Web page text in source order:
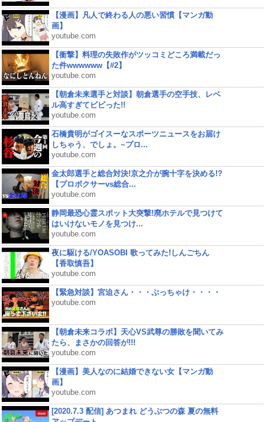
【漫画】凡人で終わる人の悪い習慣【マンガ動
画】
youtube.com
【衝撃】料理の失敗作がツッコミどころ満載だっ
た件wwwwww【#2】
youtube.com
【朝倉未来選手と対談】朝倉選手の空手技、レベ
ル高すぎてビビった!!
youtube.com
石橋貴明がゴイスーなスポーツニュースをお届け
しちゃう、でしょ。~プロ...
youtube.com
金太郎選手と総合対決!京之介が腕十字を決める!?
【プロボクサーvs総合...
youtube.com
静岡最恐心霊スポット大突撃!廃ホテルで見つけて
はいけないモノを見つけ...
youtube.com
夜に駆ける/YOASOBI 歌ってみた!しんごちん
【香取慎吾】
youtube.com
【緊急対談】宮迫さん・・・ぶっちゃけ・・・・
youtube.com
【朝倉未来コラボ】天心VS武尊の勝敗を聞いてみ
たら、まさかの回答が!!!
youtube.com
【漫画】美人なのに結婚できない女【マンガ動
画】
youtube.com
[2020.7.3 配信] あつまれ どうぶつの森 夏の無料